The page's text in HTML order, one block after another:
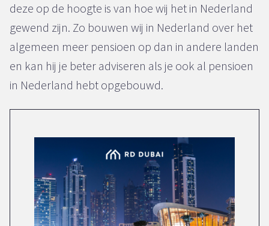
deze op de hoogte is van hoe wij het in Nederland
gewend zijn. Zo bouwen wij in Nederland over het
algemeen meer pensioen op dan in andere landen
en kan hij je beter adviseren als je ook al pensioen
in Nederland hebt opgebouwd.